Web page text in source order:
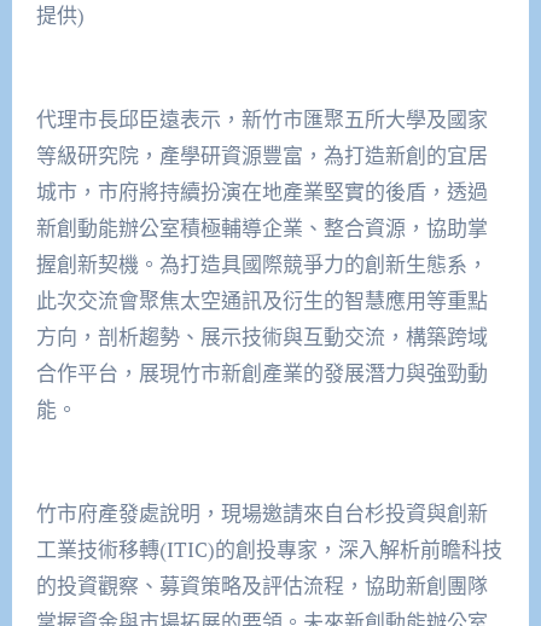
提供)
代理市長邱臣遠表示，新竹市匯聚五所大學及國家
等級研究院，產學研資源豐富，為打造新創的宜居
城市，市府將持續扮演在地產業堅實的後盾，透過
新創動能辦公室積極輔導企業、整合資源，協助掌
握創新契機。為打造具國際競爭力的創新生態系，
此次交流會聚焦太空通訊及衍生的智慧應用等重點
方向，剖析趨勢、展示技術與互動交流，構築跨域
合作平台，展現竹市新創產業的發展潛力與強勁動
能。
竹市府產發處說明，現場邀請來自台杉投資與創新
工業技術移轉(ITIC)的創投專家，深入解析前瞻科技
的投資觀察、募資策略及評估流程，協助新創團隊